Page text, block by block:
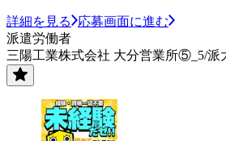
詳細を見る
応募画面に進む
派遣労働者
三陽工業株式会社 大分営業所⑤_5/派